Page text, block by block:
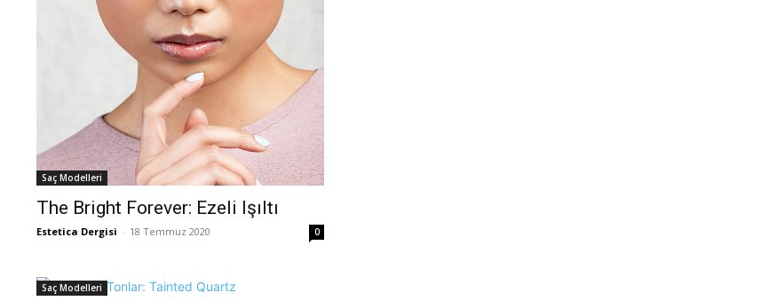
Saç Modelleri
The Bright Forever: Ezeli Işıltı
Estetica Dergisi - 18 Temmuz 2020 0
Saç Modelleri